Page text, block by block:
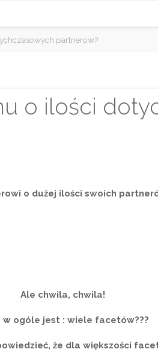
partnerów?
o ilości
o dużej ilości swoich
Ale chwila, chwila!
w ogóle jest : wiele facetów???
że dla większości